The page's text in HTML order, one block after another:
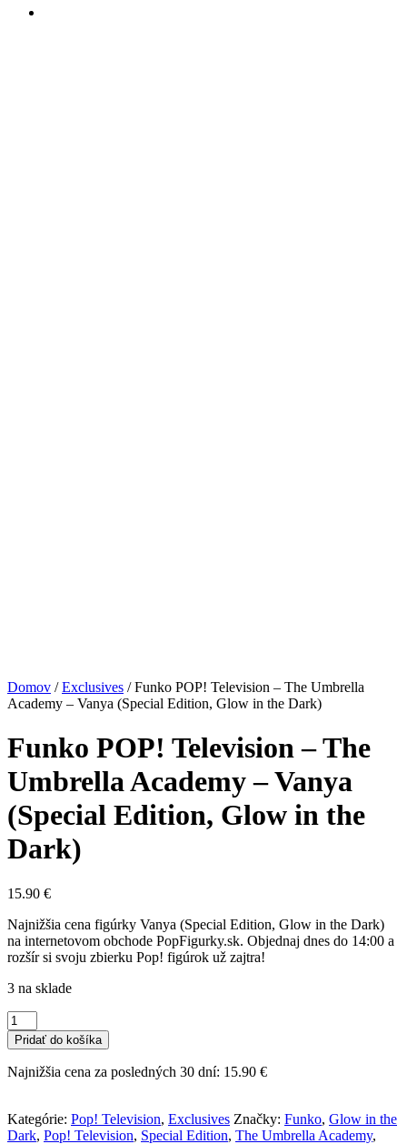
Domov / Exclusives /Funko POP! Television – The Umbrella
Academy – Vanya (Special Edition, Glow in the Dark)
Funko POP! Television – The
Umbrella Academy – Vanya
(Special Edition, Glow in the
Dark)
15.90 €
Najnižšia cena figúrky Vanya (Special Edition, Glow in the Dark)
na internetovom obchode PopFigurky.sk. Objednaj dnes do 14:00 a
rozšír si svoju zbierku Pop! figúrok už zajtra!
3 na sklade
množstvo
Funko
POP!
Television
Umbrella
Academy
Pridať do košíka
Najnižšia cena za posledných 30 dní: 15.90 €
Kategórie: Pop! Television, Exclusives Značky: Funko, Glow in the
Dark, Pop! Television, Special Edition, The Umbrella Academy,